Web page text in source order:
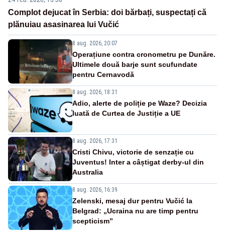
Complot dejucat în Serbia: doi bărbați, suspectați că
plănuiau asasinarea lui Vučić
8 aug. 2026, 20:07
Operațiune contra cronometru pe Dunăre.
Ultimele două barje sunt scufundate
pentru Cernavodă
8 aug. 2026, 18:31
Adio, alerte de poliție pe Waze? Decizia
luată de Curtea de Justiție a UE
8 aug. 2026, 17:31
Cristi Chivu, victorie de senzație cu
Juventus! Inter a câștigat derby-ul din
Australia
8 aug. 2026, 16:39
Zelenski, mesaj dur pentru Vučić la
Belgrad: „Ucraina nu are timp pentru
scepticism”